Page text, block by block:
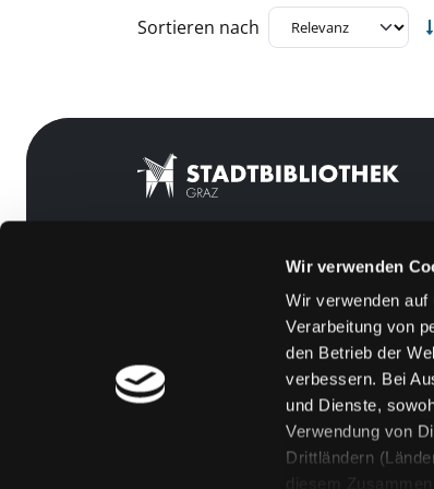
Wir verwenden
Wir verwenden
Verarbeitung von
den Betrieb der
verbessern. Bei
und Dienste,
Verwendung von
Drittländern
diesem
Zu den Suchfiltern springen
Sortieren nach
[kju:b]
Feedback
Kontakt
Über uns
Jobs
FAQs